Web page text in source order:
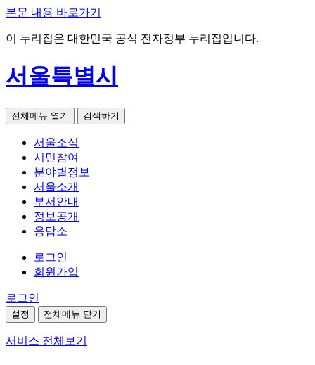
본문 내용 바로가기
이 누리집은 대한민국 공식 전자정부 누리집입니다.
서울특별시
전체메뉴 열기 검색하기
서울소식
시민참여
분야별정보
서울소개
부서안내
정보공개
응답소
로그인
회원가입
로그인
설정 전체메뉴 닫기
서비스 전체보기